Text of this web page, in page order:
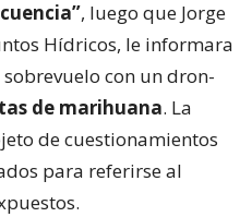
, luego que Jorge
Hídricos, le informara
con un dron-
de marihuana. La
de cuestionamientos
para referirse al